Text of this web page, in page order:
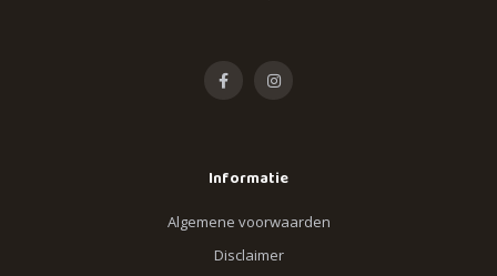
Informatie
Algemene voorwaarden
Disclaimer